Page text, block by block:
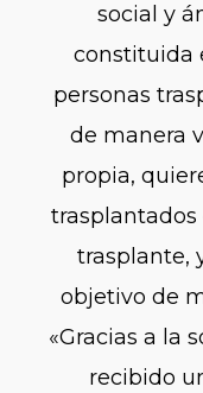
social y
constituida
personas
de manera
propia,
trasplantados
trasplante,
objetivo de
«Gracias a la
recibido